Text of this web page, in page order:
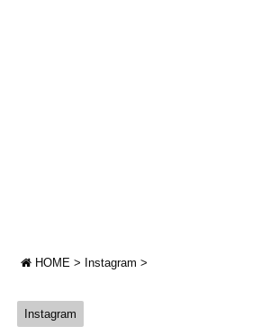
HOME > Instagram >
Instagram